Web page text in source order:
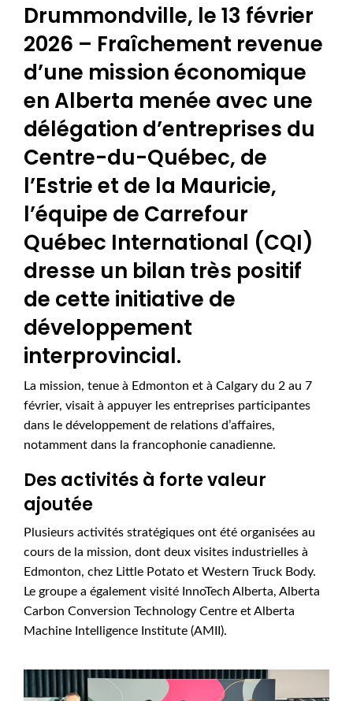
Drummondville, le 13 février
2026 – Fraîchement revenue
d’une mission économique
en Alberta menée avec une
délégation d’entreprises du
Centre-du-Québec, de
l’Estrie et de la Mauricie,
l’équipe de Carrefour
Québec International (CQI)
dresse un bilan très positif
de cette initiative de
développement
interprovincial.
La mission, tenue à Edmonton et à Calgary du 2 au 7
février, visait à appuyer les entreprises participantes
dans le développement de relations d’affaires,
notamment dans la francophonie canadienne.
Des activités à forte valeur
ajoutée
Plusieurs activités stratégiques ont été organisées au
cours de la mission, dont deux visites industrielles à
Edmonton, chez Little Potato et Western Truck Body.
Le groupe a également visité InnoTech Alberta, Alberta
Carbon Conversion Technology Centre et Alberta
Machine Intelligence Institute (AMII).